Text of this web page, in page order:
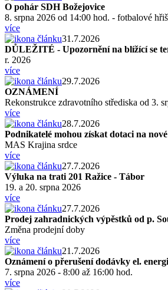
O pohár SDH Božejovice
8. srpna 2026 od 14:00 hod. - fotbalové
více
31.7.2026
DŮLEŽITÉ - Upozornění na blížící se
r. 2026
více
29.7.2026
OZNÁMENÍ
Rekonstrukce zdravotního střediska od 3.
více
28.7.2026
Podnikatelé mohou získat dotaci na
MAS Krajina srdce
více
27.7.2026
Výluka na trati 201 Ražice - Tábor
19. a 20. srpna 2026
více
27.7.2026
Prodej zahradnických výpěstků od p.
Změna prodejní doby
více
21.7.2026
Oznámení o přerušení dodávky el.
7. srpna 2026 - 8:00 až 16:00 hod.
více